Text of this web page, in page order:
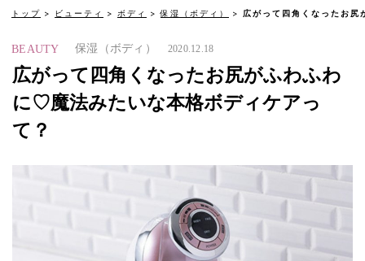
トップ ビューティ ボディ 保湿（ボディ） 広がって四角くなったお
BEAUTY 保湿（ボディ） 2020.12.18
広がって四角くなったお尻がふわふわ
に♡魔法みたいな本格ボディケアっ
て？